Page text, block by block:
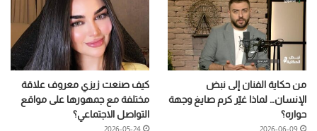
من حكاية الفنان إلى نبض
الإنسان… لماذا غيّر كرم صايغ وجهة
حواره؟
2026-06-09
كيف صنعت زيزي معروف علاقة
مختلفة مع جمهورها على مواقع
التواصل الاجتماعي؟
2026-05-24